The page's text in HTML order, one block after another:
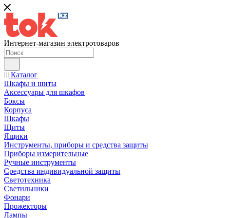
Интернет-магазин электротоваров
Каталог
Шкафы и щиты
Аксессуары для шкафов
Боксы
Корпуса
Шкафы
Щиты
Ящики
Инструменты, приборы и средства защиты
Приборы измерительные
Ручные инструменты
Средства индивидуальной защиты
Светотехника
Светильники
Фонари
Прожекторы
Лампы